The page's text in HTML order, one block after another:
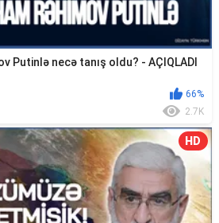
Putinlə necə tanış oldu? - AÇIQLADI
66%
2.7K
HD